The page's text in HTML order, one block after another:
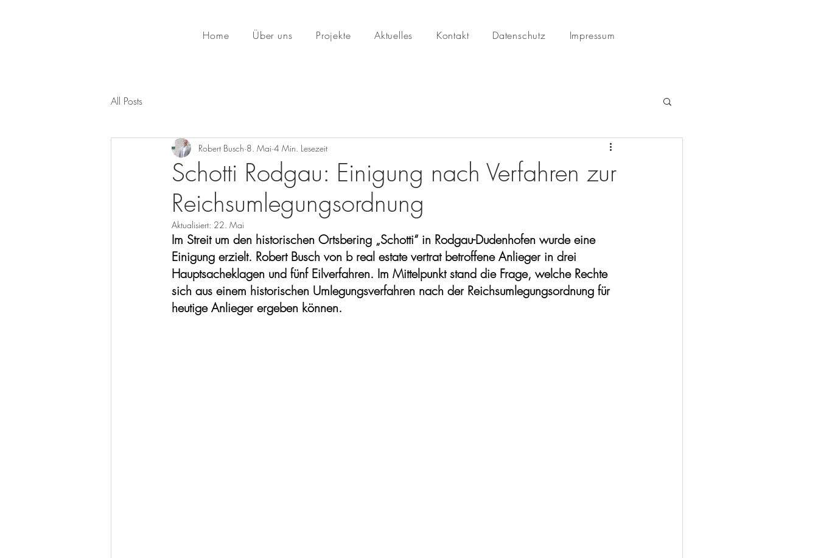
Home Über uns Projekte Aktuelles Kontakt Datenschutz Impressum
All Posts
Schotti Rodgau: Einigung nach Verfahren zur
Reichsumlegungsordnung
Robert Busch 8. Mai 4 Min. Lesezeit
Aktualisiert: 22. Mai
Im Streit um den historischen Ortsbering „Schotti“ in Rodgau-Dudenhofen wurde eine
Einigung erzielt. Robert Busch von b real estate vertrat betroffene Anlieger in drei
Hauptsacheklagen und fünf Eilverfahren. Im Mittelpunkt stand die Frage, welche Rechte
sich aus einem historischen Umlegungsverfahren nach der Reichsumlegungsordnung für
heutige Anlieger ergeben können.